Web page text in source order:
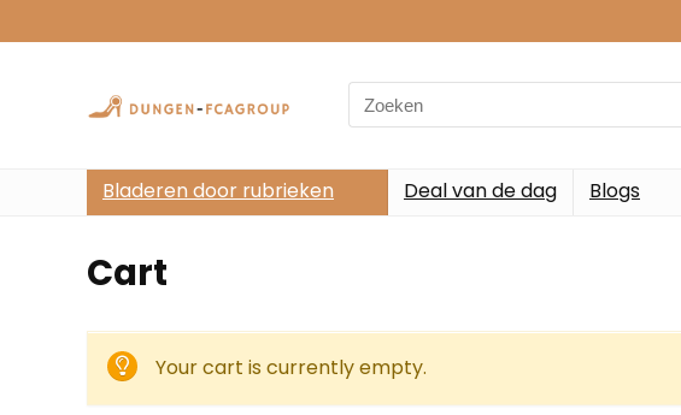
Search
for:
Bladeren door rubrieken Deal van de dag Blogs
Cart
Your cart is currently empty.